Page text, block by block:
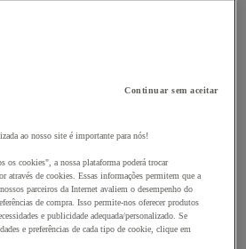
e volumosa
fixo e taipal
Continuar sem aceitar
ao nosso site é importante para nós!
os cookies", a nossa plataforma poderá trocar
através de cookies. Essas informações permitem que a
parceiros da Internet avaliem o desempenho do
de compra. Isso permite-nos oferecer produtos
e publicidade adequada/personalizado. Se
e preferências de cada tipo de cookie, clique em